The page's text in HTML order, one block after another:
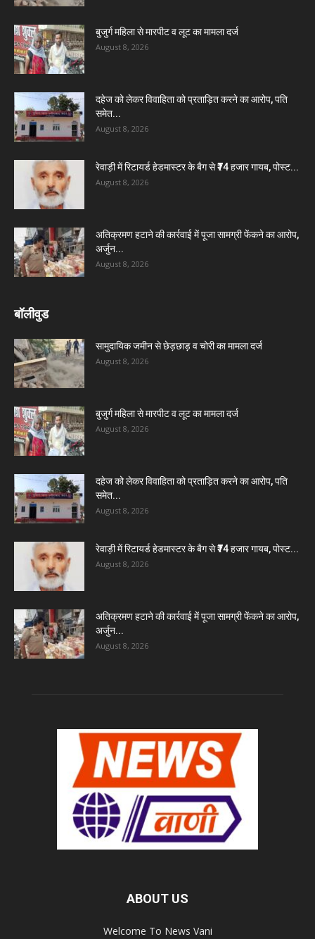
बुजुर्ग महिला से मारपीट व लूट का मामला दर्ज
August 8, 2026
दहेज को लेकर विवाहिता को प्रताड़ित करने का आरोप, पति
समेत...
August 8, 2026
रेवाड़ी में रिटायर्ड हेडमास्टर के बैग से ₹74 हजार गायब, पोस्ट...
August 8, 2026
अतिक्रमण हटाने की कार्रवाई में पूजा सामग्री फेंकने का आरोप,
अर्जुन...
August 8, 2026
बॉलीवुड
सामुदायिक जमीन से छेड़छाड़ व चोरी का मामला दर्ज
August 8, 2026
बुजुर्ग महिला से मारपीट व लूट का मामला दर्ज
August 8, 2026
दहेज को लेकर विवाहिता को प्रताड़ित करने का आरोप, पति
समेत...
August 8, 2026
रेवाड़ी में रिटायर्ड हेडमास्टर के बैग से ₹74 हजार गायब, पोस्ट...
August 8, 2026
अतिक्रमण हटाने की कार्रवाई में पूजा सामग्री फेंकने का आरोप,
अर्जुन...
August 8, 2026
ABOUT US
Welcome To News Vani